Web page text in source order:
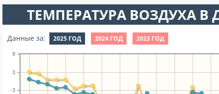
ТЕМПЕРАТУРА ВОЗДУХА В
Данные за: 2025 ГОД 2024 ГОД 2023 ГОД
-3
3
9